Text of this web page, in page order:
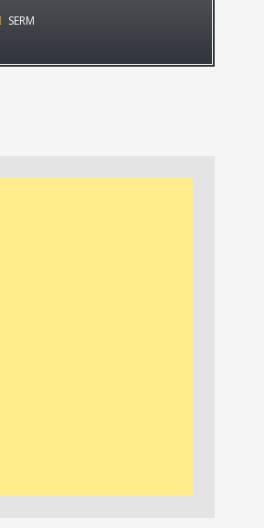
SERM